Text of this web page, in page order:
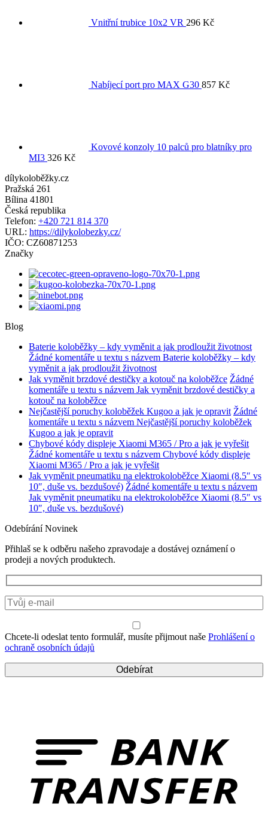
Vnitřní trubice 10x2 VR 296 Kč
Nabíjecí port pro MAX G30 857 Kč
Kovové konzoly 10 palců pro blatníky pro
MI3 326 Kč
dílykoloběžky.cz
Pražská 261
Bílina 41801
Česká republika
Telefon: +420 721 814 370
URL: https://dilykolobezky.cz/
IČO: CZ60871253
Značky
Blog
Baterie koloběžky – kdy vyměnit a jak prodloužit životnost
Žádné komentáře u textu s názvem Baterie koloběžky – kdy
vyměnit a jak prodloužit životnost
Jak vyměnit brzdové destičky a kotouč na koloběžce Žádné
komentáře u textu s názvem Jak vyměnit brzdové destičky a
kotouč na koloběžce
Nejčastější poruchy koloběžek Kugoo a jak je opravit Žádné
komentáře u textu s názvem Nejčastější poruchy koloběžek
Kugoo a jak je opravit
Chybové kódy displeje Xiaomi M365 / Pro a jak je vyřešit
Žádné komentáře u textu s názvem Chybové kódy displeje
Xiaomi M365 / Pro a jak je vyřešit
Jak vyměnit pneumatiku na elektrokoloběžce Xiaomi (8.5″ vs
10″, duše vs. bezdušové) Žádné komentáře u textu s názvem
Jak vyměnit pneumatiku na elektrokoloběžce Xiaomi (8.5″ vs
10″, duše vs. bezdušové)
Odebírání Novinek
Přihlaš se k odběru našeho zpravodaje a dostávej oznámení o
prodeji a nových produktech.
Chcete-li odeslat tento formulář, musíte přijmout naše Prohlášení o
ochraně osobních údajů